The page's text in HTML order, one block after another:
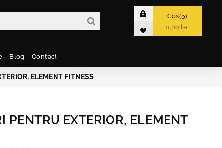
Cos 0
0,00 lei
Blog Contact
ELEMENT FITNESS
PENTRU EXTERIOR, ELEMENT